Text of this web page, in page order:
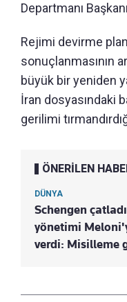
Departmanı
Rejimi devirme
sonuçlanmasının
büyük bir yeniden
İran dosyasındaki
gerilimi
ÖNERİLEN
DÜNYA
Schengen
yönetimi
verdi: Misilleme